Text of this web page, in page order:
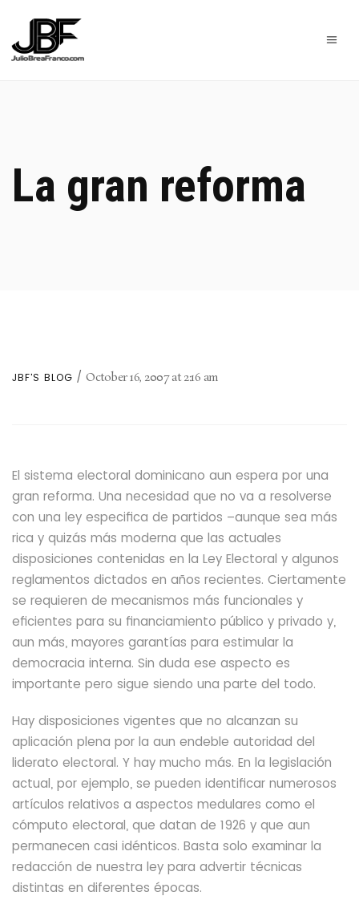
La gran reforma
JBF'S BLOG October 16, 2007 at 2:16 am
El sistema electoral dominicano aun espera por una
gran reforma. Una necesidad que no va a resolverse
con una ley especifica de partidos –aunque sea más
rica y quizás más moderna que las actuales
disposiciones contenidas en la Ley Electoral y algunos
reglamentos dictados en años recientes. Ciertamente
se requieren de mecanismos más funcionales y
eficientes para su financiamiento público y privado y,
aun más, mayores garantías para estimular la
democracia interna. Sin duda ese aspecto es
importante pero sigue siendo una parte del todo.
Hay disposiciones vigentes que no alcanzan su
aplicación plena por la aun endeble autoridad del
liderato electoral. Y hay mucho más. En la legislación
actual, por ejemplo, se pueden identificar numerosos
artículos relativos a aspectos medulares como el
cómputo electoral, que datan de 1926 y que aun
permanecen casi idénticos. Basta solo examinar la
redacción de nuestra ley para advertir técnicas
distintas en diferentes épocas.